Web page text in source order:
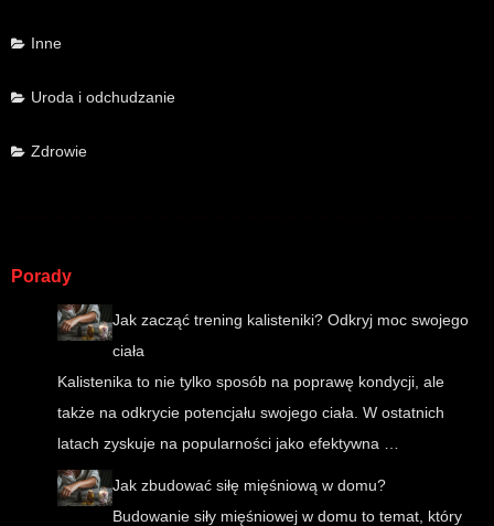
Inne
Uroda i odchudzanie
Zdrowie
Porady
Jak zacząć trening kalisteniki? Odkryj moc swojego
ciała
Kalistenika to nie tylko sposób na poprawę kondycji, ale
także na odkrycie potencjału swojego ciała. W ostatnich
latach zyskuje na popularności jako efektywna …
Jak zbudować siłę mięśniową w domu?
Budowanie siły mięśniowej w domu to temat, który